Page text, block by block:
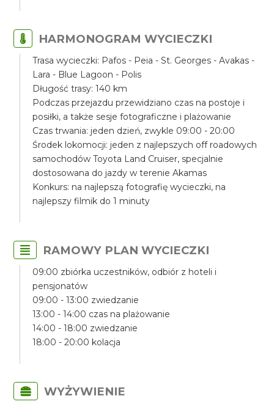
HARMONOGRAM WYCIECZKI
Trasa wycieczki: Pafos - Peia - St. Georges - Avakas -
Lara - Blue Lagoon - Polis
Długość trasy: 140 km
Podczas przejazdu przewidziano czas na postoje i
posiłki, a także sesje fotograficzne i plażowanie
Czas trwania: jeden dzień, zwykle 09:00 - 20:00
Środek lokomocji: jeden z najlepszych off roadowych
samochodów Toyota Land Cruiser, specjalnie
dostosowana do jazdy w terenie Akamas
Konkurs: na najlepszą fotografię wycieczki, na
najlepszy filmik do 1 minuty
RAMOWY PLAN WYCIECZKI
09:00 zbiórka uczestników, odbiór z hoteli i
pensjonatów
09:00 - 13:00 zwiedzanie
13:00 - 14:00 czas na plażowanie
14:00 - 18:00 zwiedzanie
18:00 - 20:00 kolacja
WYŻYWIENIE